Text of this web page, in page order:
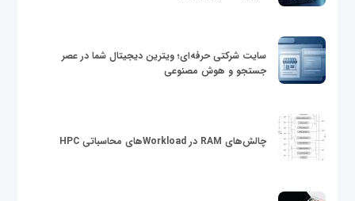
سایت شرکتی حرفه‌ای؛ ویترین دیجیتال شما در عصر
جستجو و هوش مصنوعی
چالش‌های RAM در Workloadهای محاسباتی HPC